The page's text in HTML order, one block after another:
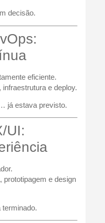
decisão.
eficiente.
e deploy.
já estava previsto.
UI:
prototipagem e design
terminado.